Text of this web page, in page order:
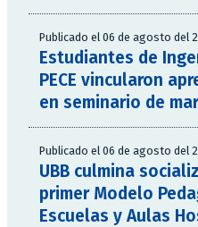
Publicado el 06 de agosto del
Estudiantes de
PECE vincularon
en seminario de
Publicado el 06 de agosto del
UBB culmina
primer Modelo
Escuelas y Aulas